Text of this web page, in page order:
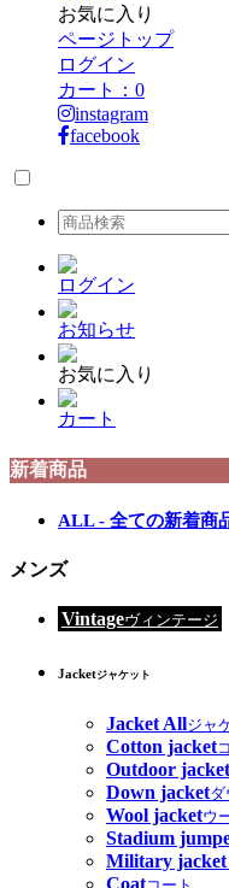
お気に入り
ページトップ
ログイン
カート： 0
instagram
facebook
ログイン
お知らせ
お気に入り
カート
新着商品
ALL - 全ての新着商
メンズ
Vintageヴィンテージ
Jacketジャケット
Jacket Allジャ
Cotton jacket
Outdoor jacket
Down jacketダ
Wool jacketウ
Stadium
Military jacket
Coat